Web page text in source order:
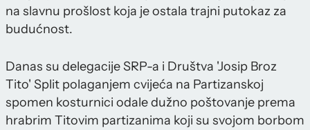
na slavnu prošlost koja je ostala trajni putokaz za
budućnost.
Danas su delegacije SRP-a i Društva 'Josip Broz
Tito' Split polaganjem cvijeća na Partizanskoj
spomen kosturnici odale dužno poštovanje prema
hrabrim Titovim partizanima koji su svojom borbom